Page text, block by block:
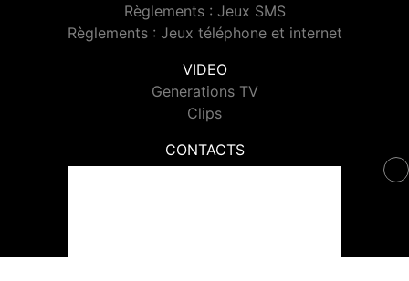
Règlements : Jeux SMS
Règlements : Jeux téléphone et internet
VIDEO
Generations TV
Clips
CONTACTS
Contacter Generations